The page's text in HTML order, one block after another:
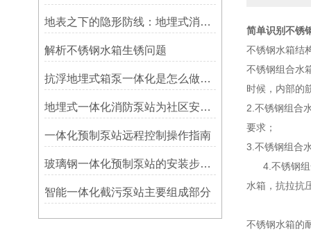
地表之下的隐形防线：地埋式消防泵站在集约用地与抗浮设计中的静水守护
解析不锈钢水箱生锈问题
抗浮地埋式箱泵一体化是怎么做到无底板的
地埋式一体化消防泵站为社区安全保驾护航
一体化预制泵站远程控制操作指南
玻璃钢一体化预制泵站的安装步骤及方法
智能一体化截污泵站主要组成部分
简单识别不锈
不锈钢水箱结
不锈钢组合水
时候，内部的
2.不锈钢组合
要求；
3.不锈钢组合
4.不锈钢组
水箱，抗拉抗
不锈钢水箱的